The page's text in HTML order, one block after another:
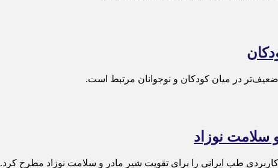
در میان کودکان و نوجوانان مرتبط است.
سلامت نوزاد
طب ایرانی را برای تقویت شیر مادر و سلامت نوزاد مطرح کرد.